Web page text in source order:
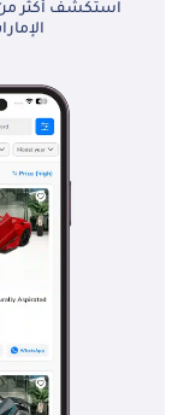
الإمارات